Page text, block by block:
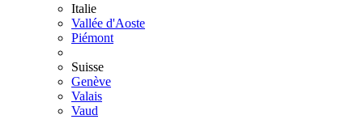
Italie
Vallée d'Aoste
Piémont
Suisse
Genève
Valais
Vaud